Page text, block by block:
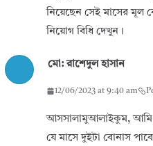
নিয়েছেন সেই মাসের মূল
নিয়োগ বিধি দেখুন।
মো: রাশেদুল হাসান
12/06/2023 at 9:40 am
আসসালামুআলাইকুম, আমি
যে মাসে দুইটা বোনাস